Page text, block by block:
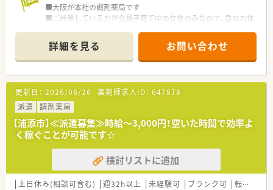
■大阪が本社の調剤薬局です
■ご就業している方が全員子育て中の女性のみなので、急なお休
■平成２９年設立のまだまだ若い会社ですが、これからも地域密
着型の薬局を出店していく予定です。
■会社では様々なスタッフが皆、明るく楽しく業務をしコミュニ
ケーションをとっています。
長く働きやすい環境を整えるため、シフトは相談し合って決めて
います。
詳細を見る お問い合わせ
更新日： 2026/06/26 薬剤師求人ID： 647878
派遣
調剤薬局
【浦添市】≪派遣募集≫時給～3,000円！空いた時間で効率よ
く稼ぐことが可能です☆
検討リストに追加
土日休み(相談可含む) 週32h以上 未経験可 ブランク可 転勤なし